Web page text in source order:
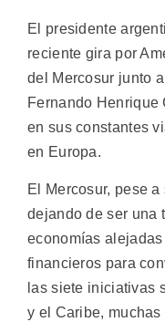
El presidente
reciente gira por
del Mercosur junto
Fernando Henrique
en sus constantes
en Europa.
El Mercosur, pese
dejando de ser una
economías
financieros para
las siete iniciativas
y el Caribe,